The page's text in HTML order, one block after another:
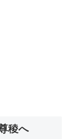
稜へ